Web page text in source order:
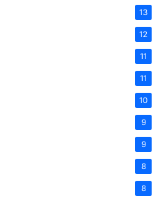
13
12
11
11
10
9
9
8
8